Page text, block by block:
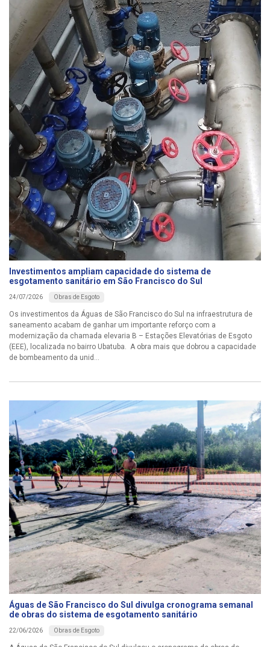
Investimentos ampliam capacidade do sistema de
esgotamento sanitário em São Francisco do Sul
24/07/2026 Obras de Esgoto
Os investimentos da Águas de São Francisco do Sul na infraestrutura de
saneamento acabam de ganhar um importante reforço com a
modernização da chamada elevaria B – Estações Elevatórias de Esgoto
(EEE), localizada no bairro Ubatuba. A obra mais que dobrou a capacidade
de bombeamento da unid...
Águas de São Francisco do Sul divulga cronograma semanal
de obras do sistema de esgotamento sanitário
22/06/2026 Obras de Esgoto